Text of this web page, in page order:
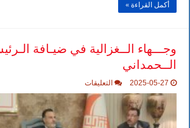
أكمل القراءة »
وجـــهاء الــغزالية في ضيـافة
الــحمداني
2025-05-27 التعليقات
الــغزالية
في
ضيـافة
الـرئيس